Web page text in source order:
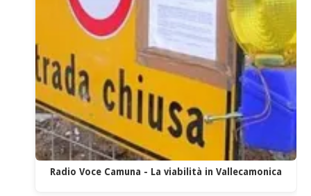
Radio Voce Camuna - La viabilità in Vallecamonica